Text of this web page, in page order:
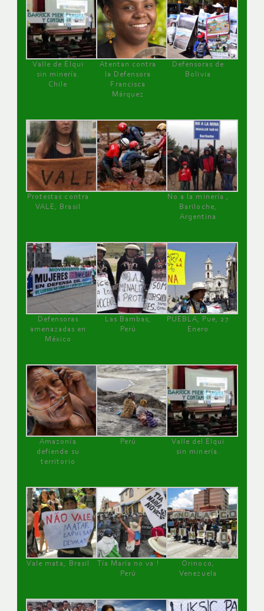
Valle de Elqui
sin minería.
Chile
Atentan contra
la Defensora
Francisca
Márquez
Defensoras de
Bolivia
Protestas contra
VALE, Brasil
No a la minería ,
Bariloche,
Argentina
Defensoras
amenazadas en
México
Las Bambas,
Perú
PUEBLA, Pue, 27
Enero
Amazonía
defiende su
territorio
Perú
Valle del Elqui
sin minería.
Vale mata, Brasil
Tía María no va !
Perú
Orinoco,
Venezuela